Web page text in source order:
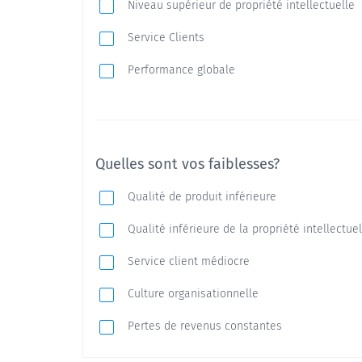
Niveau supérieur de propriété intellectuelle
Service Clients
Performance globale
Quelles sont vos faiblesses?
Qualité de produit inférieure
Qualité inférieure de la propriété
Service client médiocre
Culture organisationnelle
Pertes de revenus constantes